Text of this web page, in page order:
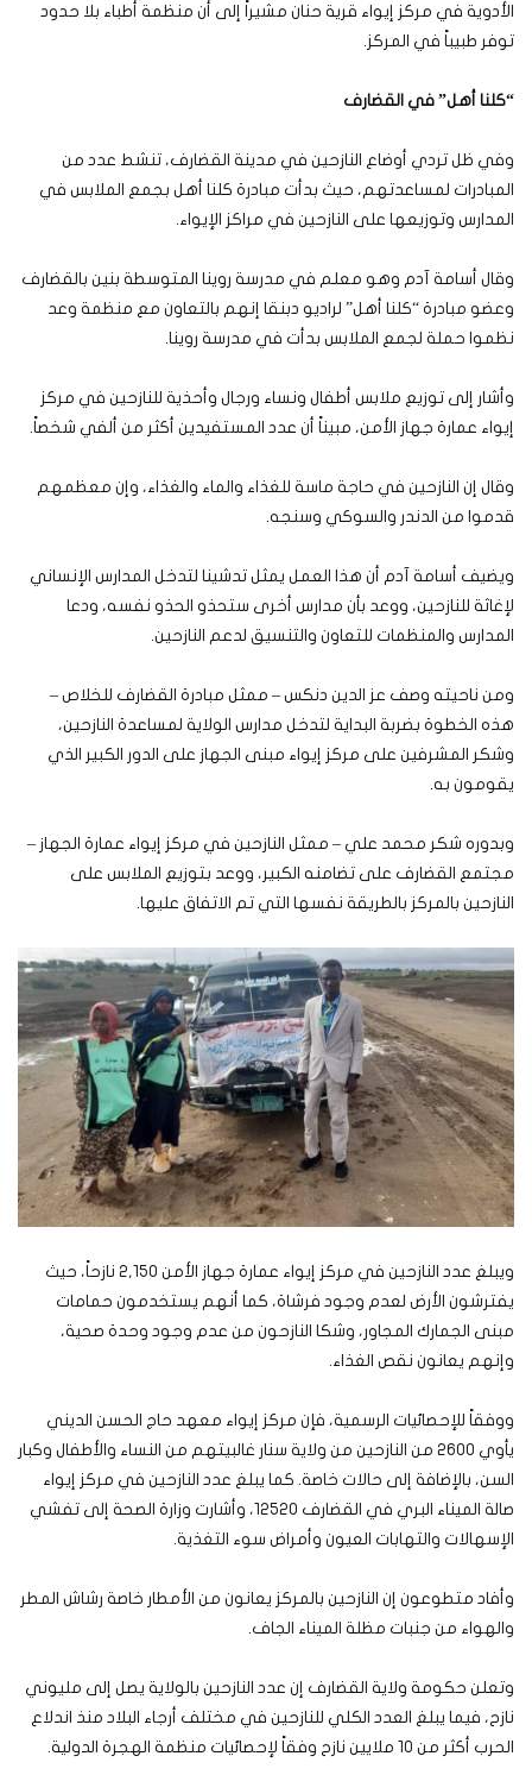
الأدوية في مركز إيواء قرية حنان مشيراً إلى أن منظمة أطباء بلا حدود
توفر طبيباً في المركز.
“كلنا أهل” في القضارف
وفي ظل تردي أوضاع النازحين في مدينة القضارف، تنشط عدد من
المبادرات لمساعدتهم، حيث بدأت مبادرة كلنا أهل بجمع الملابس في
المدارس وتوزيعها على النازحين في مراكز الإيواء.
وقال أسامة آدم وهو معلم في مدرسة روينا المتوسطة بنين بالقضارف
وعضو مبادرة “كلنا أهل” لراديو دبنقا إنهم بالتعاون مع منظمة وعد
نظموا حملة لجمع الملابس بدأت في مدرسة روينا.
وأشار إلى توزيع ملابس أطفال ونساء ورجال وأحذية للنازحين في مركز
إيواء عمارة جهاز الأمن، مبيناً أن عدد المستفيدين أكثر من ألفي شخصاً.
وقال إن النازحين في حاجة ماسة للغذاء والماء والغذاء، وإن معظمهم
قدموا من الدندر والسوكي وسنجه.
ويضيف أسامة آدم أن هذا العمل يمثل تدشينا لتدخل المدارس الإنساني
لإغاثة للنازحين، ووعد بأن مدارس أخرى ستحذو الحذو نفسه، ودعا
المدارس والمنظمات للتعاون والتنسيق لدعم النازحين.
ومن ناحيته وصف عز الدين دنكس – ممثل مبادرة القضارف للخلاص –
هذه الخطوة بضربة البداية لتدخل مدارس الولاية لمساعدة النازحين،
وشكر المشرفين على مركز إيواء مبنى الجهاز على الدور الكبير الذي
يقومون به.
وبدوره شكر محمد علي – ممثل النازحين في مركز إيواء عمارة الجهاز –
مجتمع القضارف على تضامنه الكبير، ووعد بتوزيع الملابس على
النازحين بالمركز بالطريقة نفسها التي تم الاتفاق عليها.
ويبلغ عدد النازحين في مركز إيواء عمارة جهاز الأمن 2,150 نازحاً، حيث
يفترشون الأرض لعدم وجود فرشاة، كما أنهم يستخدمون حمامات
مبنى الجمارك المجاور، وشكا النازحون من عدم وجود وحدة صحية،
وإنهم يعانون نقص الغذاء.
ووفقاً للإحصائيات الرسمية، فإن مركز إيواء معهد حاج الحسن الديني
يأوي 2600 من النازحين من ولاية سنار غالبيتهم من النساء والأطفال وكبار
السن، بالإضافة إلى حالات خاصة. كما يبلغ عدد النازحين في مركز إيواء
صالة الميناء البري في القضارف 12520، وأشارت وزارة الصحة إلى تفشي
الإسهالات والتهابات العيون وأمراض سوء التغذية.
وأفاد متطوعون إن النازحين بالمركز يعانون من الأمطار خاصة رشاش المطر
والهواء من جنبات مظلة الميناء الجاف.
وتعلن حكومة ولاية القضارف إن عدد النازحين بالولاية يصل إلى مليوني
نازح، فيما يبلغ العدد الكلي للنازحين في مختلف أرجاء البلاد منذ اندلاع
الحرب أكثر من 10 ملايين نازح وفقاً لإحصائيات منظمة الهجرة الدولية.